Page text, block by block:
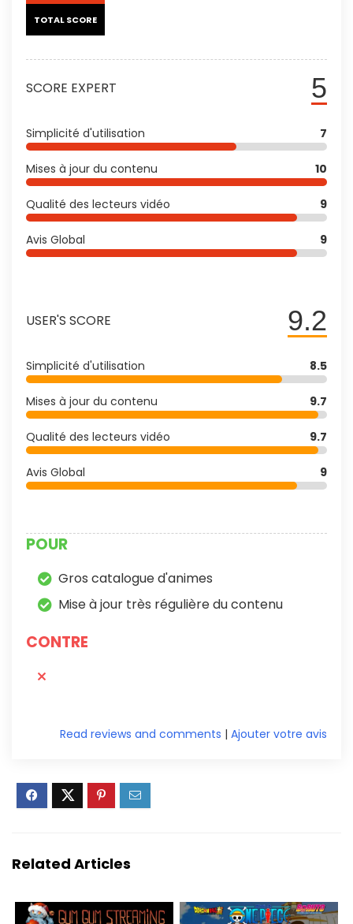
TOTAL SCORE
5
SCORE EXPERT
Simplicité d'utilisation 7
Mises à jour du contenu 10
Qualité des lecteurs vidéo 9
Avis Global 9
9.2
USER'S SCORE
Simplicité d'utilisation 8.5
Mises à jour du contenu 9.7
Qualité des lecteurs vidéo 9.7
Avis Global 9
POUR
Gros catalogue d'animes
Mise à jour très régulière du contenu
CONTRE
Ajouter votre avis
|
Read reviews and comments
Related Articles